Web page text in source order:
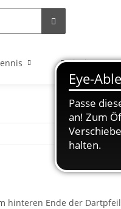
Freizeit
Ende der